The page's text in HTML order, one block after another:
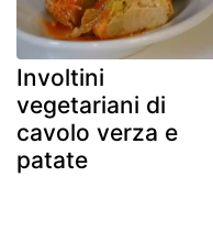
Involtini
vegetariani di
cavolo verza e
patate